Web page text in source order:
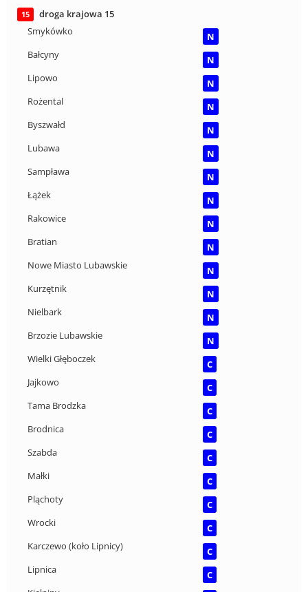
15
droga krajowa 15
Smykówko
N
Bałcyny
N
Lipowo
N
Rożental
N
Byszwałd
N
Lubawa
N
Sampława
N
Łążek
N
Rakowice
N
Bratian
N
Nowe Miasto Lubawskie
N
Kurzętnik
N
Nielbark
N
Brzozie Lubawskie
N
Wielki Głęboczek
C
Jajkowo
C
Tama Brodzka
C
Brodnica
C
Szabda
C
Małki
C
Pląchoty
C
Wrocki
C
Karczewo (koło Lipnicy)
C
Lipnica
C